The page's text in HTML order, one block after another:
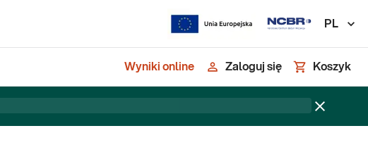
PL
Wyniki online Zaloguj się Koszyk